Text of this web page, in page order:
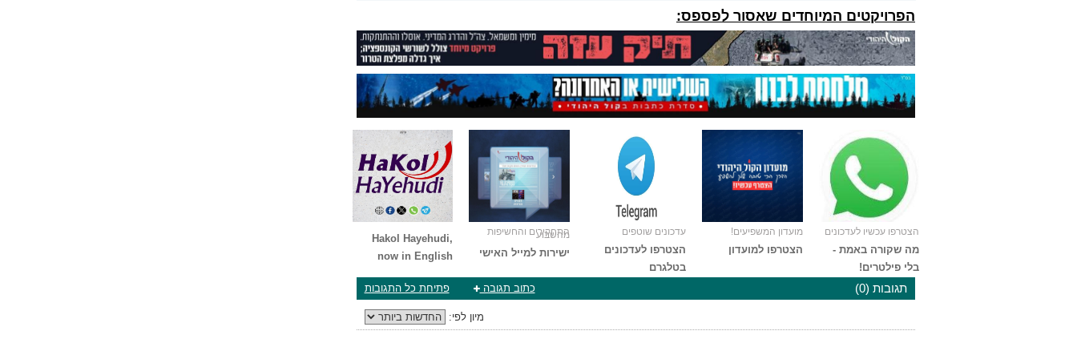
הפרויקטים המיוחדים שאסור לפספס:
Hakol Hayehudi,
now in English
התחקירים והחשיפות
מהשבוע
ישירות למייל האישי
עדכונים שוטפים
הצטרפו לעדכונים
בטלגרם
מועדון המשפיעים!
הצטרפו למועדון
הצטרפו עכשיו לעדכונים
מה שקורה באמת -
בלי פילטרים!
תגובות (0) פתיחת כל התגובות כתוב תגובה
מיון לפי: